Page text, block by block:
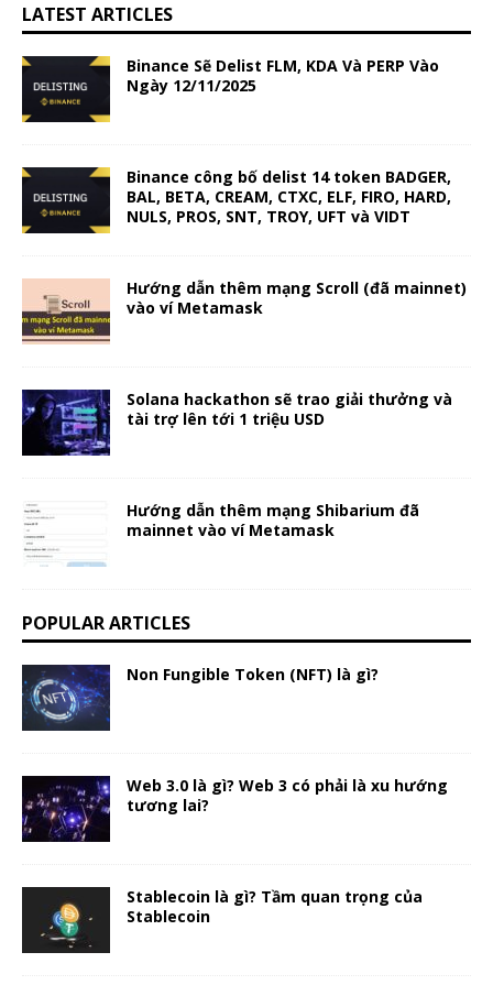
LATEST ARTICLES
Binance Sẽ Delist FLM, KDA Và PERP Vào
Ngày 12/11/2025
Binance công bố delist 14 token BADGER,
BAL, BETA, CREAM, CTXC, ELF, FIRO, HARD,
NULS, PROS, SNT, TROY, UFT và VIDT
Hướng dẫn thêm mạng Scroll (đã mainnet)
vào ví Metamask
Solana hackathon sẽ trao giải thưởng và
tài trợ lên tới 1 triệu USD
Hướng dẫn thêm mạng Shibarium đã
mainnet vào ví Metamask
POPULAR ARTICLES
Non Fungible Token (NFT) là gì?
Web 3.0 là gì? Web 3 có phải là xu hướng
tương lai?
Stablecoin là gì? Tầm quan trọng của
Stablecoin